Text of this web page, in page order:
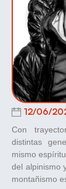
12/06/
Con
distintas
mismo
del alpinismo
montañismo